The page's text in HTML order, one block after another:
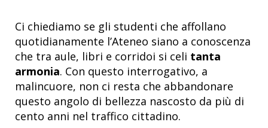
Ci chiediamo se gli studenti che affollano
quotidianamente l’Ateneo siano a conoscenza
che tra aule, libri e corridoi si celi tanta
armonia. Con questo interrogativo, a
malincuore, non ci resta che abbandonare
questo angolo di bellezza nascosto da più di
cento anni nel traffico cittadino.